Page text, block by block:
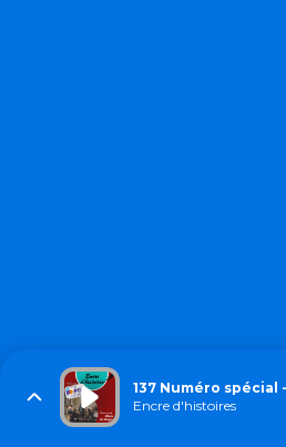
137 Numéro spécial
Encre d'histoires